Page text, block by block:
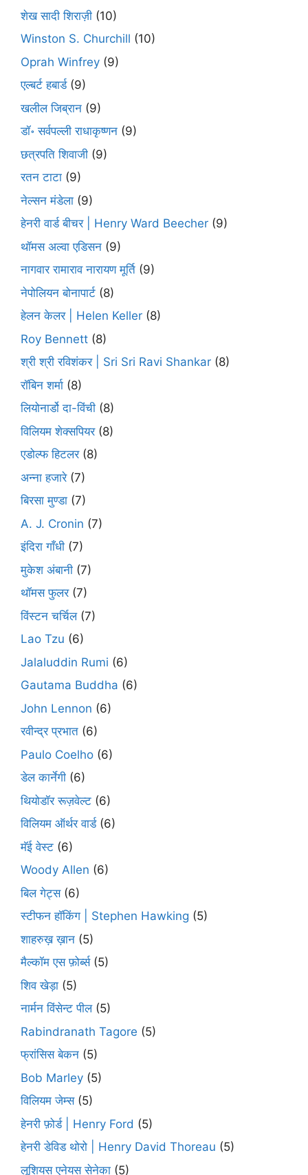
शेख सादी शिराज़ी (10)
Winston S. Churchill (10)
Oprah Winfrey (9)
एल्बर्ट हबार्ड(9)
खलील जिब्रान (9)
डॉ॰ सर्वपल्ली राधाकृष्णन (9)
छत्रपति शिवाजी (9)
रतन टाटा (9)
नेल्सन मंडेला (9)
हेनरी वार्ड बीचर | Henry Ward Beecher (9)
थॉमस अल्वा एडिसन (9)
नागवार रामाराव नारायण मूर्ति (9)
नेपोलियन बोनापार्ट (8)
हेलन केलर | Helen Keller (8)
Roy Bennett (8)
श्री श्री रविशंकर | Sri Sri Ravi Shankar (8)
रॉबिन शर्मा (8)
लियोनार्डो दा-विंची (8)
विलियम शेक्सपियर(8)
एडोल्फ हिटलर(8)
अन्ना हजारे(7)
बिरसा मुण्डा (7)
A. J. Cronin (7)
इंदिरा गाँधी (7)
मुकेश अंबानी (7)
थॉमस फुलर(7)
विंस्टन चर्चिल(7)
Lao Tzu (6)
Jalaluddin Rumi (6)
Gautama Buddha (6)
John Lennon (6)
रवीन्द्र प्रभात (6)
Paulo Coelho (6)
डेल कार्नेगी (6)
थियोडॉर रूज़वेल्ट (6)
विलियम ऑर्थर वार्ड(6)
मॅई वेस्ट (6)
Woody Allen (6)
बिल गेट्स(6)
स्टीफन हॉकिंग | Stephen Hawking (5)
शाहरुख़ ख़ान (5)
मैल्कॉम एस फ़ोर्ब्स(5)
शिव खेड़ा (5)
नार्मन विंसेन्ट पील(5)
Rabindranath Tagore (5)
फ्रांसिस बेकन (5)
Bob Marley (5)
विलियम जेम्स(5)
हेनरी फ़ोर्ड | Henry Ford (5)
हेनरी डेविड थोरो | Henry David Thoreau (5)
लूशियस एनेयस सेनेका (5)